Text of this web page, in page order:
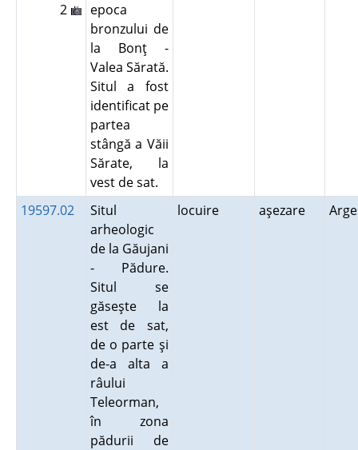
2
epoca
bronzului de
la Bonţ -
Valea Sărată.
Situl a fost
identificat pe
partea
stângă a Văii
Sărate, la
vest de sat.
19597.02
Situl
arheologic
de la Găujani
- Pădure.
Situl se
găseşte la
est de sat,
de o parte şi
de-a alta a
râului
Teleorman,
în zona
pădurii de
locuire aşezare